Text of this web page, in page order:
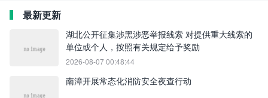
最新更新
湖北公开征集涉黑涉恶举报线索 对提供重大线索的
单位或个人，按照有关规定给予奖励
2026-08-07 00:48:44
南漳开展常态化消防安全夜查行动